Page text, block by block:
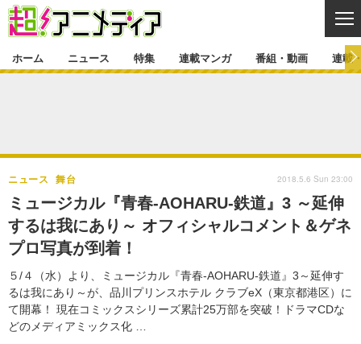
ゲーム・アプリ マンガ
グッズ イベント
声優
舞台 新帝スタ
特集一覧 カバー
ラキりす
連載マンガ
連載マンガ一覧 連載一覧
番組・動画一覧 ラジオ
動画
連載・ブログ
連載・ブログ一覧
編集部ブログ・お知らせ
ホーム ニュース 特集 連載マンガ 番組・動画 連載
ミュージカル『青春-AOHARU-鉄道』3 ～延伸
するは我にあり～ オフィシャルコメント＆ゲネ
プロ写真が到着！
５/４（水）より、ミュージカル『青春-AOHARU-鉄道』3～延伸す
るは我にあり～が、品川プリンスホテル クラブeX（東京都港区）に
て開幕！ 現在コミックスシリーズ累計25万部を突破！ドラマCDな
どのメディアミックス化 …
ニュース 舞台 2018.5.6 Sun 23:00